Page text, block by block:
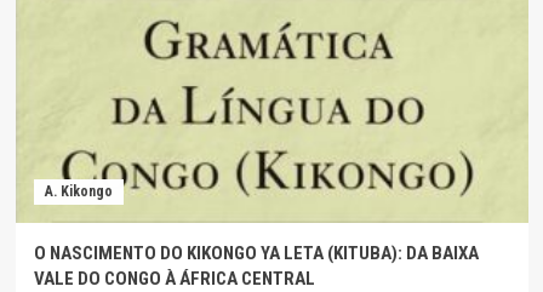
A. Kikongo
O NASCIMENTO DO KIKONGO YA LETA (KITUBA): DA BAIXA
VALE DO CONGO À ÁFRICA CENTRAL